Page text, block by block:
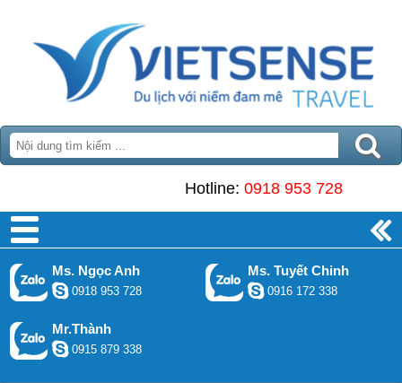
Hotline: 0918 953 728
Ms. Ngọc Anh
0918 953 728
Ms. Tuyết Chinh
0916 172 338
Mr.Thành
0915 879 338